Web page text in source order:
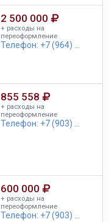
2 500 000
+ расходы на
переоформление
Телефон: +7 (964) ...
855 558
+ расходы на
переоформление
Телефон: +7 (903) ...
600 000
+ расходы на
переоформление
Телефон: +7 (903) ...